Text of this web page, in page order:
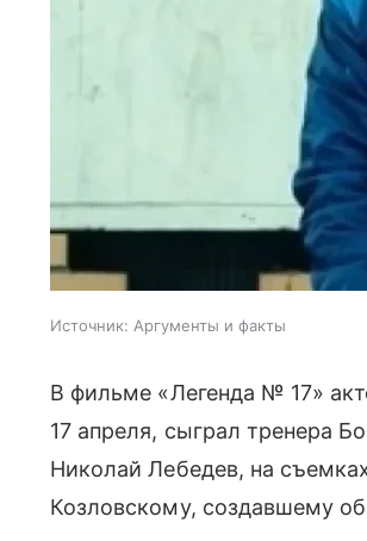
Источник: Аргументы и факты
В фильме «Легенда № 17»
17 апреля, сыграл тренера
Николай Лебедев, на
Козловскому, создавшему